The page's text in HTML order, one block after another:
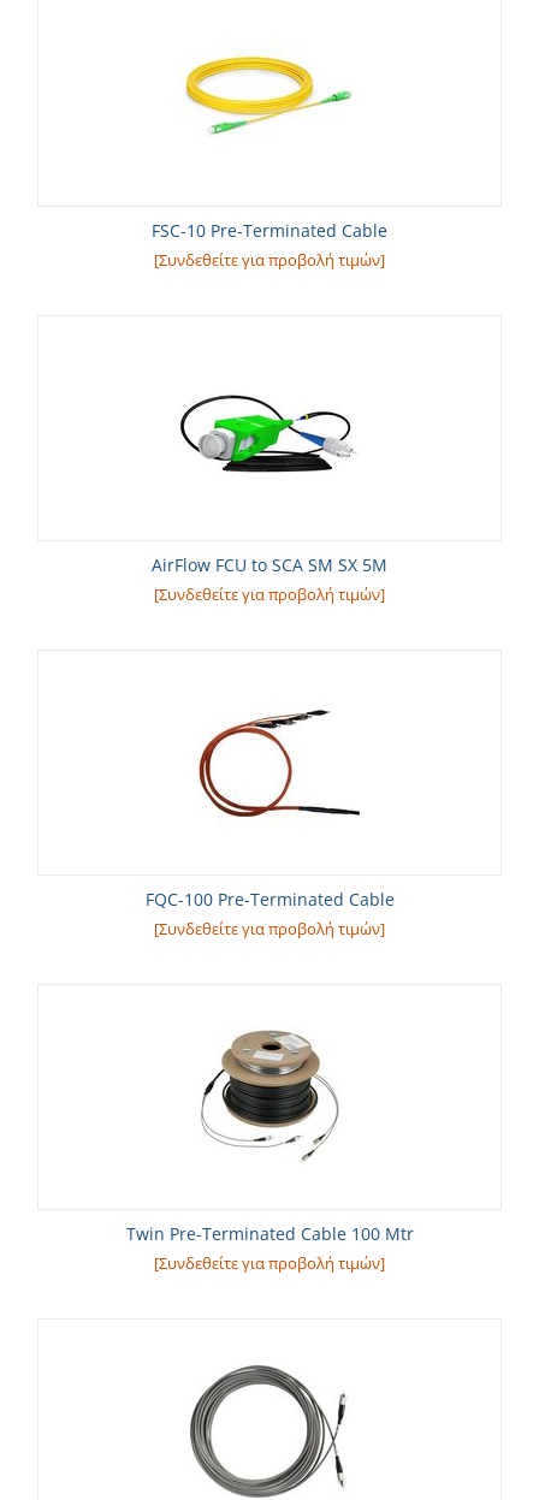
FSC-10 Pre-Terminated Cable
[Συνδεθείτε για προβολή τιμών]
AirFlow FCU to SCA SM SX 5M
[Συνδεθείτε για προβολή τιμών]
FQC-100 Pre-Terminated Cable
[Συνδεθείτε για προβολή τιμών]
Twin Pre-Terminated Cable 100 Mtr
[Συνδεθείτε για προβολή τιμών]